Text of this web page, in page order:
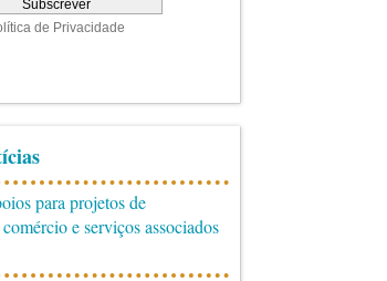
para projetos de
e serviços associados